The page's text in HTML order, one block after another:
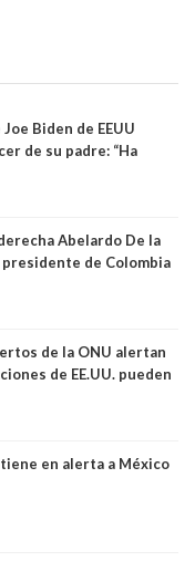
Biden de EEUU
de su padre: “Ha
Abelardo De la
presidente de Colombia
de la ONU alertan
de EE.UU. pueden
en alerta a México